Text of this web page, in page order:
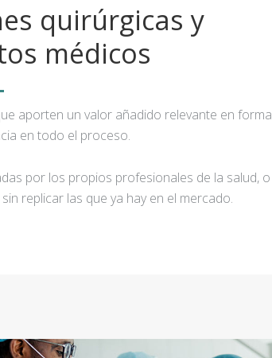
quirúrgicas y
médicos
aporten un valor añadido relevante en forma
en todo el proceso.
por los propios profesionales de la salud, o
replicar las que ya hay en el mercado.